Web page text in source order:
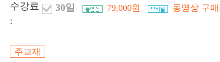
수강료
:
30일 79,000원 동영상 구
주교재